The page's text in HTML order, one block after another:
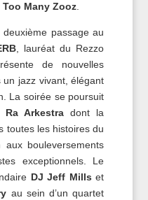
Too Many Zooz.
deuxième passage au
, lauréat du Rezzo
de nouvelles
un jazz vivant, élégant
La soirée se poursuit
Ra Arkestradont la
toutes les histoires du
bouleversements
exceptionnels. Le
DJ Jeff Mills et
au sein d’un quartet